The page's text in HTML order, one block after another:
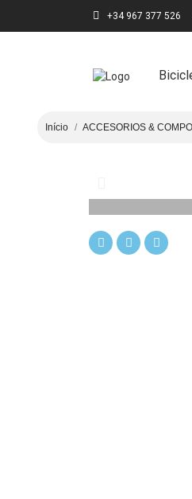
+34 967 377 526
Início ACCESORIOS &